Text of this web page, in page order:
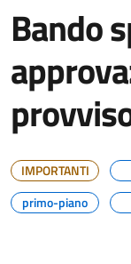
Bando
IMPORTANTI
primo-piano